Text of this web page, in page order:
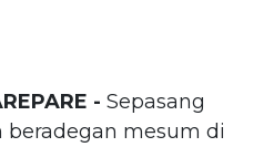
- Sepasang
mesum di